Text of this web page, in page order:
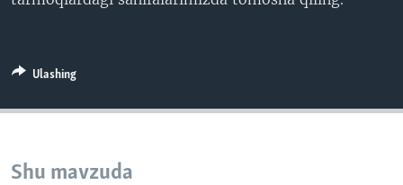
Ulashing
Shu mavzuda